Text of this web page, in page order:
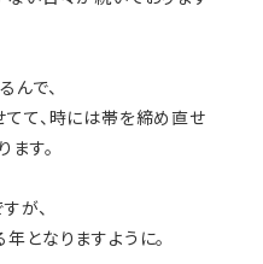
んで、
て、時には帯を締め直せ
す。
が、
となりますように。